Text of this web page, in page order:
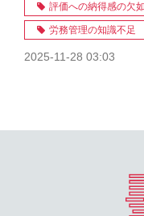
評価への納得感の欠如
労務管理の知識不足
2025-11-28 03:03